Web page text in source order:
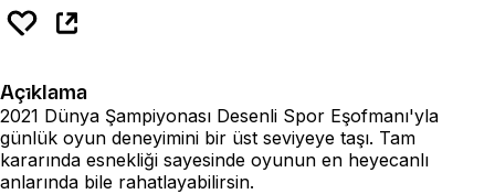
Açıklama
2021 Dünya Şampiyonası Desenli Spor Eşofmanı'yla
günlük oyun deneyimini bir üst seviyeye taşı. Tam
kararında esnekliği sayesinde oyunun en heyecanlı
anlarında bile rahatlayabilirsin.